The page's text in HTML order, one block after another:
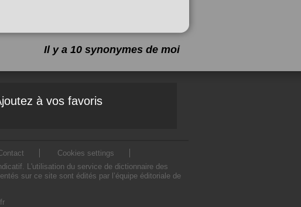
Il y a 10 synonymes de moi
à vos favoris
Cookies settings
L'utilisation du service de dictionnaire des
sur ce site sont édités par l’équipe éditoriale de